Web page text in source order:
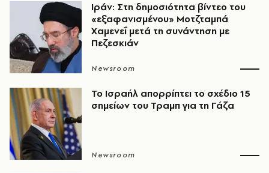
Ιράν: Στη δημοσιότητα βίντεο του
«εξαφανισμένου» Μοτζταμπά
Χαμενεΐ μετά τη συνάντηση με
Πεζεσκιάν
Newsroom
Το Ισραήλ απορρίπτει το σχέδιο 15
σημείων του Τραμπ για τη Γάζα
Newsroom